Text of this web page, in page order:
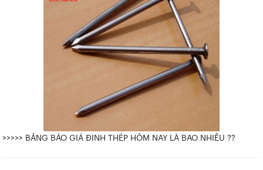
>>>>> BẢNG BÁO GIÁ ĐINH THÉP HÔM NAY LÀ BAO NHIÊU ??